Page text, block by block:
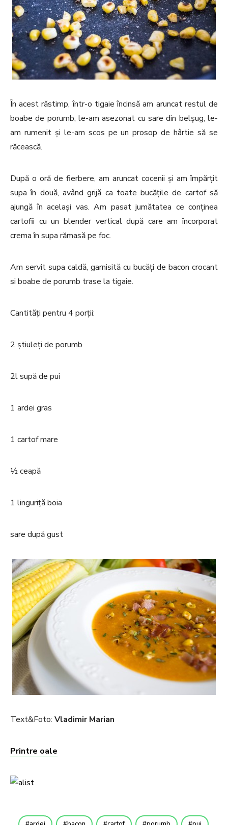
În acest răstimp, într-o tigaie încinsă am aruncat restul de
boabe de porumb, le-am asezonat cu sare din belșug, le-
am rumenit și le-am scos pe un prosop de hârtie să se
răcească.
După o oră de fierbere, am aruncat cocenii și am împărțit
supa în două, având grijă ca toate bucățile de cartof să
ajungă în același vas. Am pasat jumătatea ce conținea
cartofii cu un blender vertical după care am încorporat
crema în supa rămasă pe foc.
Am servit supa caldă, garnisită cu bucăți de bacon crocant
si boabe de porumb trase la tigaie.
Cantități pentru 4 porții:
2 știuleți de porumb
2l supă de pui
1 ardei gras
1 cartof mare
½ ceapă
1 linguriță boia
sare după gust
Text&Foto: Vladimir Marian
Printre oale